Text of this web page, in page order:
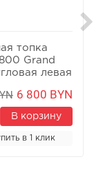
топка
Grand
левая
6 800 BYN
В корзину
в 1 клик